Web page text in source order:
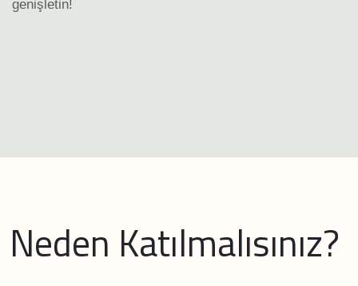
genişletin!
Neden Katılmalısınız?